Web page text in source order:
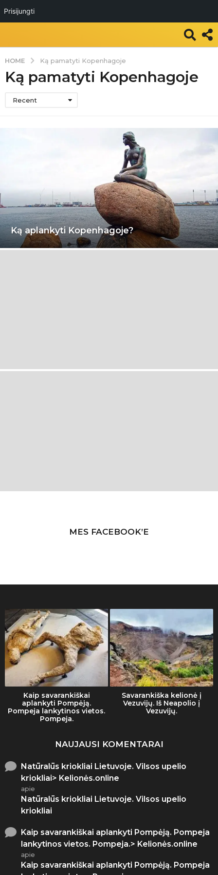
Prisijungti
HOME Ką pamatyti Kopenhagoje
Ką pamatyti Kopenhagoje
Recent
Ką aplankyti Kopenhagoje?
MES FACEBOOK’E
Kaip savarankiškai
aplankyti Pompėją.
Pompeja lankytinos vietos.
Pompeja.
Savarankiška kelionė į
Vezuvijų. Iš Neapolio į
Vezuvijų.
NAUJAUSI KOMENTARAI
Natūralūs kriokliai Lietuvoje. Vilsos upelio
kriokliai> Kelionės.online
apie
Natūralūs kriokliai Lietuvoje. Vilsos upelio
kriokliai
Kaip savarankiškai aplankyti Pompėją. Pompeja
lankytinos vietos. Pompeja.> Kelionės.online
apie
Kaip savarankiškai aplankyti Pompėją. Pompeja